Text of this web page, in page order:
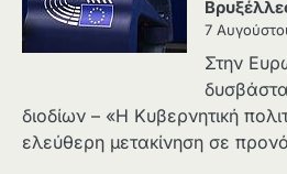
7
Στην
διοδίων – «Η Κυβερνητική
ελεύθερη μετακίνηση σε